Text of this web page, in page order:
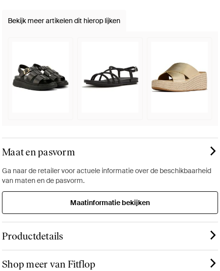
Bekijk meer artikelen dit hierop lijken
Maat en pasvorm
Ga naar de retailer voor actuele informatie over de beschikbaarheid
van maten en de pasvorm.
Maatinformatie bekijken
Productdetails
Shop meer van Fitflop